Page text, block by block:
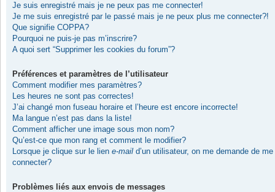
Je suis enregistré mais je ne peux pas me connecter!
Je me suis enregistré par le passé mais je ne peux plus me connecter?!
Que signifie COPPA?
Pourquoi ne puis-je pas m’inscrire?
A quoi sert “Supprimer les cookies du forum”?
Préférences et paramètres de l’utilisateur
Comment modifier mes paramètres?
Les heures ne sont pas correctes!
J’ai changé mon fuseau horaire et l’heure est encore incorrecte!
Ma langue n’est pas dans la liste!
Comment afficher une image sous mon nom?
Qu’est-ce que mon rang et comment le modifier?
Lorsque je clique sur le lien e-mail d’un utilisateur, on me demande de me
connecter?
Problèmes liés aux envois de messages